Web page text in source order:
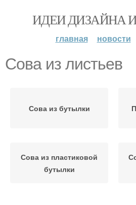
ИДЕИ ДИЗАЙНА
главная новости
Сова из листьев
Сова из бутылки
Сова из пластиковой
бутылки